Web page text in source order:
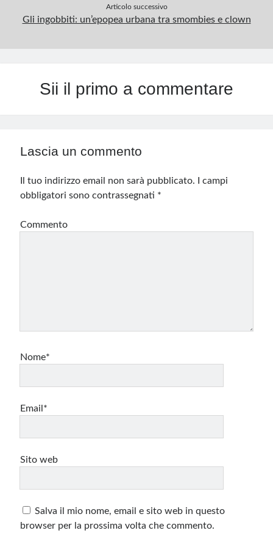
Articolo successivo
Gli ingobbiti: un’epopea urbana tra smombies e clown
Sii il primo a commentare
Lascia un commento
Il tuo indirizzo email non sarà pubblicato.
I campi
obbligatori sono contrassegnati *
Commento
Nome*
Email*
Sito web
Salva il mio nome, email e sito web in questo
browser per la prossima volta che commento.